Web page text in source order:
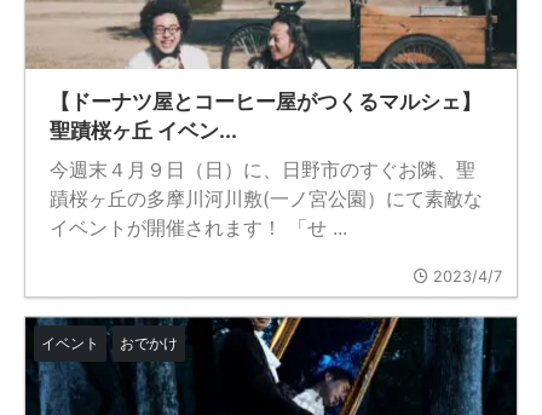
【ドーナツ屋とコーヒー屋がつくるマルシェ】
聖蹟桜ヶ丘 イベン...
今週末４月９日（日）に、日野市のすぐお隣、聖
蹟桜ヶ丘の多摩川河川敷(一ノ宮公園）にて素敵な
イベントが開催されます！ 「せ ...
2023/4/7
イベント おでかけ